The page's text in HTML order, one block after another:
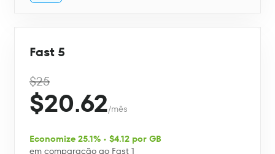
Fast 5
$25
$20.62/mês
Economize 25.1% • $4.12 por GB
em comparação ao Fast 1